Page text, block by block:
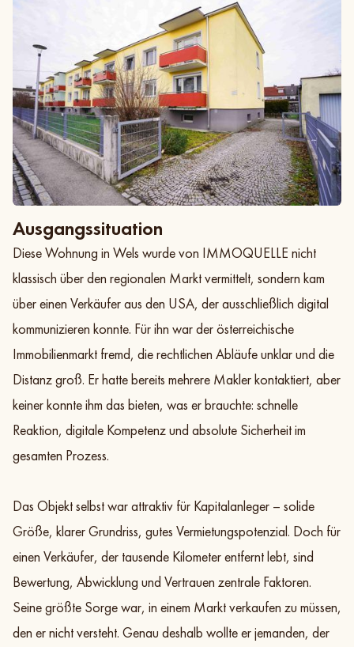
Ausgangssituation
Diese Wohnung in Wels wurde von IMMOQUELLE nicht
klassisch über den regionalen Markt vermittelt, sondern kam
über einen Verkäufer aus den USA, der ausschließlich digital
kommunizieren konnte. Für ihn war der österreichische
Immobilienmarkt fremd, die rechtlichen Abläufe unklar und die
Distanz groß. Er hatte bereits mehrere Makler kontaktiert, aber
keiner konnte ihm das bieten, was er brauchte: schnelle
Reaktion, digitale Kompetenz und absolute Sicherheit im
gesamten Prozess.
Das Objekt selbst war attraktiv für Kapitalanleger – solide
Größe, klarer Grundriss, gutes Vermietungspotenzial. Doch für
einen Verkäufer, der tausende Kilometer entfernt lebt, sind
Bewertung, Abwicklung und Vertrauen zentrale Faktoren.
Seine größte Sorge war, in einem Markt verkaufen zu müssen,
den er nicht versteht. Genau deshalb wollte er jemanden, der